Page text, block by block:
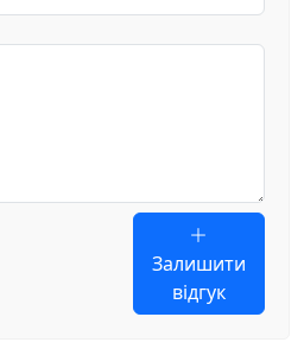
Залишити
відгук